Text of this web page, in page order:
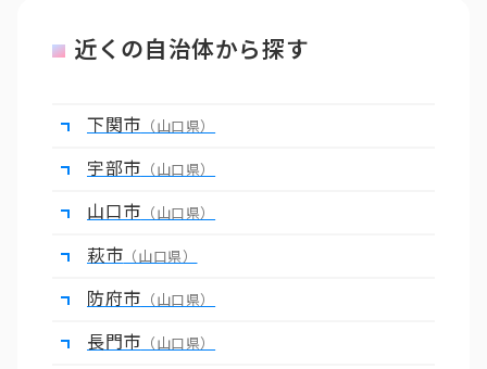
近くの自治体から探す
下関市 （山口県）
宇部市 （山口県）
山口市 （山口県）
萩市 （山口県）
防府市 （山口県）
長門市 （山口県）